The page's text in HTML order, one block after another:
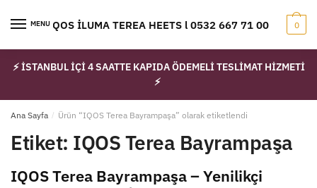
MENUIQOS İLUMA TEREA HEETS l 0532 667 71 00 0
⚡ İSTANBUL İÇİ 4 SAATTE KAPIDA ÖDEMELİ TESLİMAT HİZMETİ
⚡
Ana Sayfa / Ürün “IQOS Terea Bayrampaşa” olarak etiketlendi
Etiket: IQOS Terea Bayrampaşa
IQOS Terea Bayrampaşa – Yenilikçi